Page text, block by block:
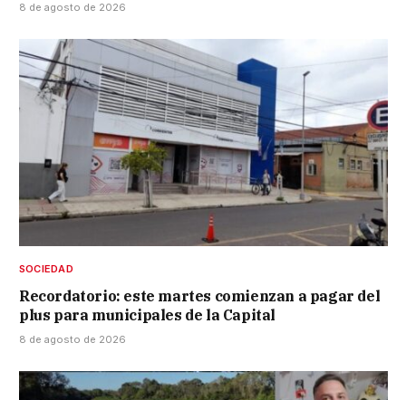
8 de agosto de 2026
SOCIEDAD
Recordatorio: este martes comienzan a pagar del
plus para municipales de la Capital
8 de agosto de 2026